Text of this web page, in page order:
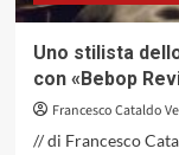
Uno stilista
con «Bebop
Francesco Cataldo
// di Francesco